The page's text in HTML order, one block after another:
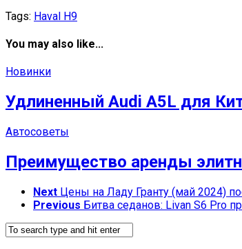
Tags: Haval H9
You may also like...
Новинки
Удлиненный Audi A5L для
Автосоветы
Преимущество аренды
Next Цены на Ладу Гранту (май 2024)
Previous Битва седанов: Livan S6 Pro